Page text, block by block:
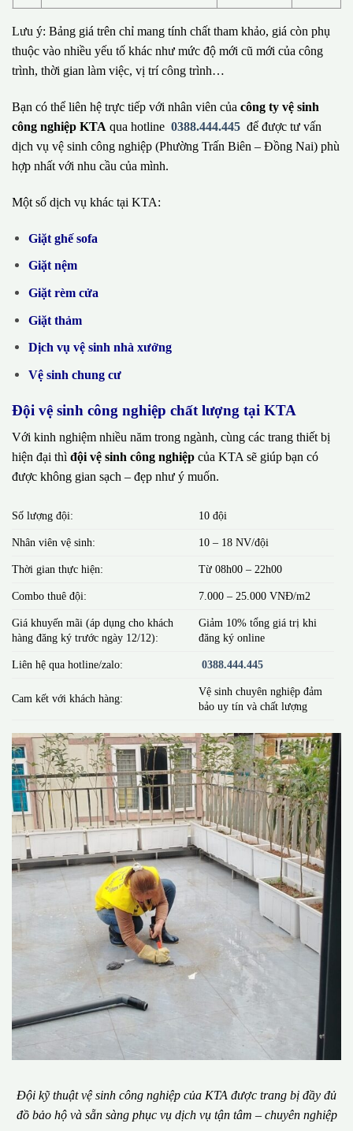
Lưu ý: Bảng giá trên chỉ mang tính chất tham khảo, giá còn phụ
thuộc vào nhiều yếu tố khác như mức độ mới cũ mới của công
trình, thời gian làm việc, vị trí công trình…
Bạn có thể liên hệ trực tiếp với nhân viên của công ty vệ sinh
công nghiệp KTA qua hotline 0388.444.445 để được tư vấn
dịch vụ vệ sinh công nghiệp (Phường Trấn Biên – Đồng Nai) phù
hợp nhất với nhu cầu của mình.
Một số dịch vụ khác tại KTA:
Giặt ghế sofa
Giặt nệm
Giặt rèm cửa
Giặt thảm
Dịch vụ vệ sinh nhà xưởng
Vệ sinh chung cư
Đội vệ sinh công nghiệp chất lượng tại KTA
Với kinh nghiệm nhiều năm trong ngành, cùng các trang thiết bị
hiện đại thì đội vệ sinh công nghiệp của KTA sẽ giúp bạn có
được không gian sạch – đẹp như ý muốn.
Số lượng đội: 10 đội
Nhân viên vệ sinh: 10 – 18 NV/đội
Thời gian thực hiện: Từ 08h00 – 22h00
Combo thuê đội: 7.000 – 25.000 VNĐ/m2
Giá khuyến mãi (áp dụng cho khách
hàng đăng ký trước ngày 12/12):
Giảm 10% tổng giá trị khi
đăng ký online
Liên hệ qua hotline/zalo: 0388.444.445
Cam kết với khách hàng:
Vệ sinh chuyên nghiệp đảm
bảo uy tín và chất lượng
Đội kỹ thuật vệ sinh công nghiệp của KTA được trang bị đầy đủ
đồ bảo hộ và sẵn sàng phục vụ dịch vụ tận tâm – chuyên nghiệp